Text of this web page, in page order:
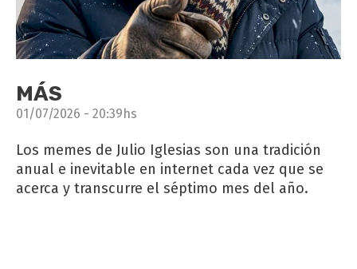
MÁS
01/07/2026 - 20:39hs
Los memes de Julio Iglesias son una tradición
anual e inevitable en internet cada vez que se
acerca y transcurre el séptimo mes del año.